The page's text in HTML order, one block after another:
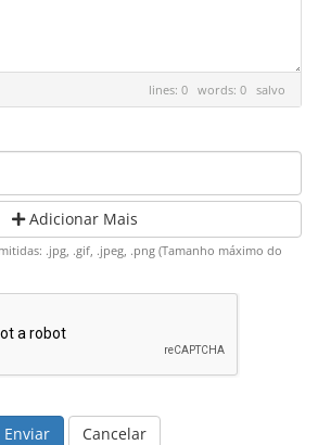
lines: 0 words: 0 salvo
Adicionar Mais
.jpg, .gif, .jpeg, .png (Tamanho máximo do
Cancelar